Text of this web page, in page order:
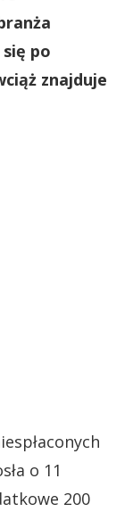
po
znajduje
o 11
200